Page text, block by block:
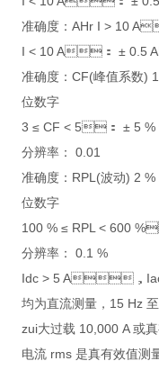
准确度：AHr I >
I < 10 A： ± 0.5
准确度：CF(峰值
位数字
3 ≤ CF < 5： ± 5 %
分辨率： 0.01
准确度：RPL(波动)
位数字
100 % ≤ RPL < 600
分辨率： 0.1 %
Idc > 5 A，
均为直流测量，15 Hz
zui大过载 10,000 A 或
电流 rms 是真有效值测